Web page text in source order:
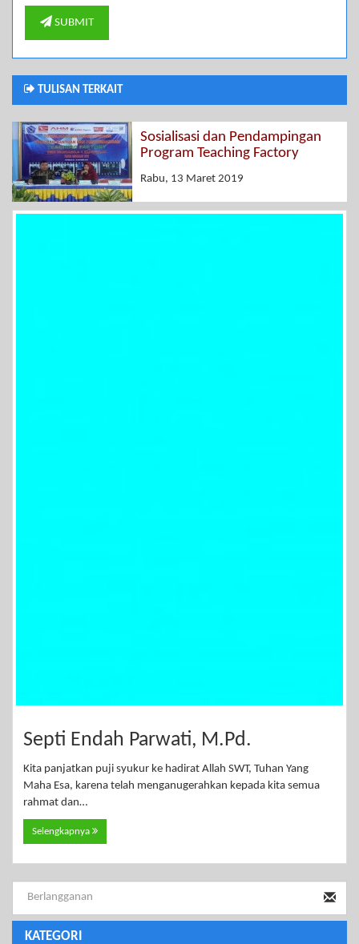
SUBMIT
TULISAN TERKAIT
Sosialisasi dan Pendampingan
Program Teaching Factory
Rabu, 13 Maret 2019
Septi Endah Parwati, M.Pd.
Kita panjatkan puji syukur ke hadirat Allah SWT, Tuhan Yang
Maha Esa, karena telah menganugerahkan kepada kita semua
rahmat dan…
Selengkapnya
KATEGORI